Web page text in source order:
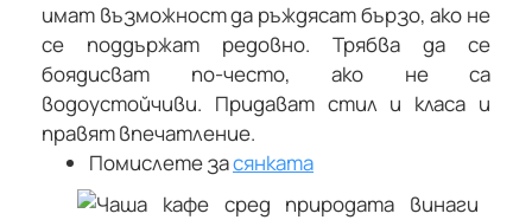
имат възможност да ръждясат бързо, ако не
се поддържат редовно. Трябва да се
боядисват по-често, ако не са
водоустойчиви. Придават стил и класа и
правят впечатление.
Помислете засянката